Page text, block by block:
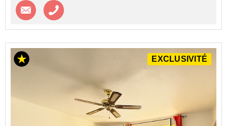
Contacter l'agence
EXCLUSIVITÉ